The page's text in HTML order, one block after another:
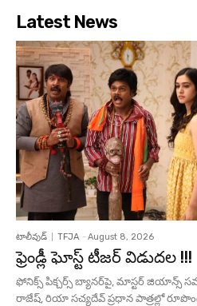
Latest News
టాలీవుడ్ TFJA - August 8, 2026
ఫ్రెండ్లీ ఘోస్ట్ టీజర్ విడుదల !!!
ఫోనిక్స్ పిక్చర్స్ బ్యానర్‌పై, మాస్టర్ జియాన్స్
రాజేష్, రియా సచ్యదేవ్ ప్రధాన పాత్రల్లో